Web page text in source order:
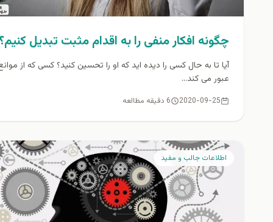
چگونه افکار منفی را به اقدام مثبت تبدیل
آیا تا به حال کسی را دیده اید که او را تحسین کنید؟ کسی که از
عبور می کند...
2020-09-25 6 دقیقه مطالعه
اطلاعات جالب و مفيد